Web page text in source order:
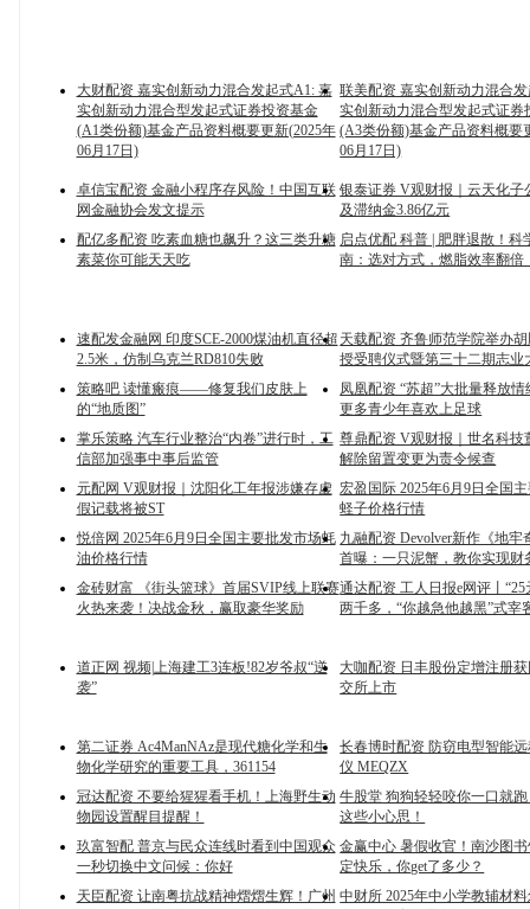
大财配资 嘉实创新动力混合发起式A1: 嘉
实创新动力混合型发起式证券投资基金
(A1类份额)基金产品资料概要更新(2025年
06月17日)
联美配资 嘉实创新动力混合
实创新动力混合型发起式证券
(A3类份额)基金产品资料概要
06月17日)
卓信宝配资 金融小程序存风险！中国互联
网金融协会发文提示
银泰证券 V观财报｜云天化子
及滞纳金3.86亿元
配亿多配资 吃素血糖也飙升？这三类升糖
素菜你可能天天吃
启点优配 科普 | 肥胖退散！科
南：选对方式，燃脂效率翻倍
速配发金融网 印度SCE-2000煤油机直径超
2.5米，仿制乌克兰RD810失败
天载配资 齐鲁师范学院举办
授受聘仪式暨第三十二期志业
策略吧 读懂瘢痕——修复我们皮肤上
的“地质图”
凤凰配资 “苏超”大批量释放
更多青少年喜欢上足球
掌乐策略 汽车行业整治“内卷”进行时，工
信部加强事中事后监管
尊鼎配资 V观财报｜世名科技
解除留置变更为责令候查
元配网 V观财报｜沈阳化工年报涉嫌存虚
假记载将被ST
宏盈国际 2025年6月9日全国
蛏子价格行情
悦倍网 2025年6月9日全国主要批发市场蚝
油价格行情
九融配资 Devolver新作《地牢
首曝：一只泥蟹，教你实现财
金砖财富 《街头篮球》首届SVIP线上联赛
火热来袭！决战金秋，赢取豪华奖励
通达配资 工人日报e网评丨“25
两千多，“你越急他越黑”式宰
道正网 视频|上海建工3连板!82岁爷叔“逆
袭”
大咖配资 日丰股份定增注册
交所上市
第二证券 Ac4ManNAz是现代糖化学和生
物化学研究的重要工具，361154
长春博时配资 防窃电型智能
仪 MEQZX
冠达配资 不要给猩猩看手机！上海野生动
物园设置醒目提醒！
牛股堂 狗狗轻轻咬你一口就
这些小心思！
玖富智配 普京与民众连线时看到中国观众
一秒切换中文问候：你好
金赢中心 暑假收官！南沙图
定快乐，你get了多少？
天臣配资 让南粤抗战精神熠熠生辉！广州 中财所 2025年中小学教辅材